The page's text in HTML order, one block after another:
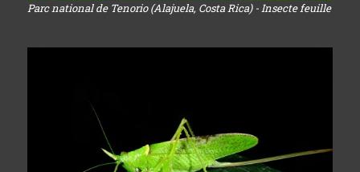
Parc national de Tenorio (Alajuela, Costa Rica) - Insecte feuille